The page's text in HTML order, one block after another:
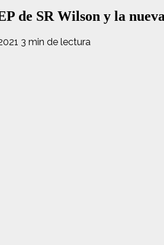
de SR Wilson y la
3 min de lectura